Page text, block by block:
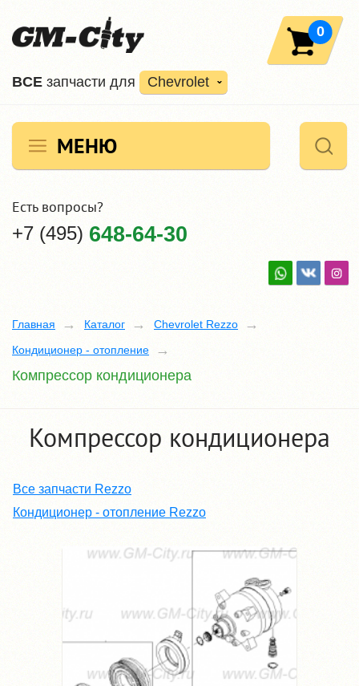
ВCE запчасти для Chevrolet
0
МЕНЮ
Есть вопросы?
+7 (495) 648-64-30
Главная Каталог
Chevrolet Rezzo
Кондиционер - отопление
Компрессор кондиционера
Компрессор кондиционера
Все запчасти Rezzo
Кондиционер - отопление Rezzo